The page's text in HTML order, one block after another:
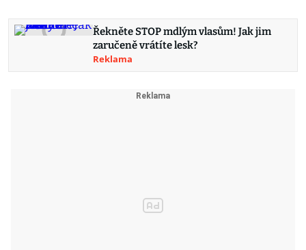
Řekněte STOP mdlým vlasům! Jak jim
zaručeně vrátíte lesk?
Reklama